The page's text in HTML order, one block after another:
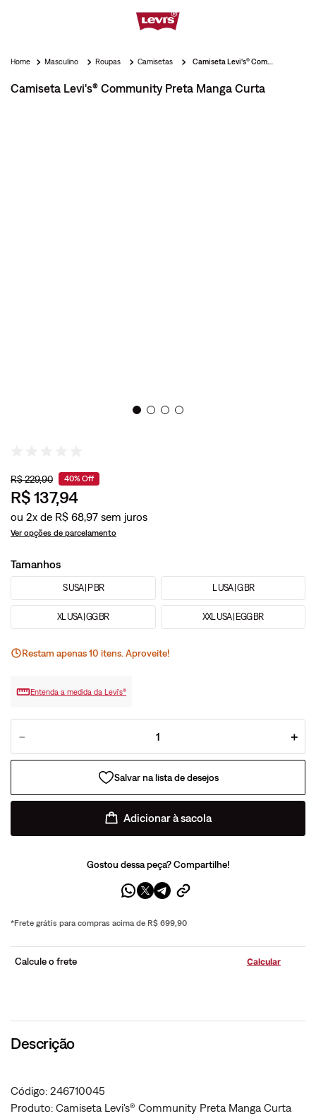
Masculino Roupas Camisetas
Camiseta Levi's® Community Preta Manga Curta
R$229,90 40% Off
R$137,94
ou 2x de R$ 68,97
Ver opções de parcelamento
Tamanhos
S USA | P BR L USA | G BR
XL USA | GG BR XXL USA | EGG BR
Restam apenas10 itens. Aproveite!
Entenda a medida da Levi’s®
＋
－
Adicionar à sacola
Gostou dessa peça? Compartilhe!
*Frete grátis para compras acima de R$ 699,90
Calcule o frete
Descrição
Código: 246710045
Produto: Camiseta Levi's® Community Preta Manga Curta